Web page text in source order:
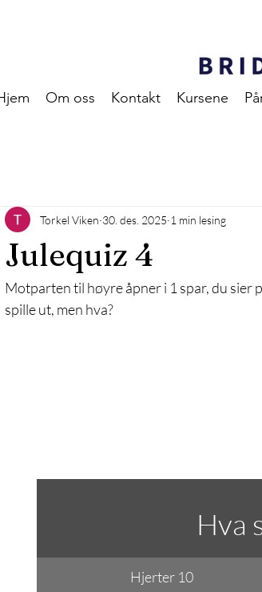
Om oss Kontakt Kursene
Julequiz 4
Torkel Viken 30. des. 2025 1 min lesing
Motparten til høyre åpner i 1 spar, du sier
spille ut, men hva?
Hva
Hjerter 10